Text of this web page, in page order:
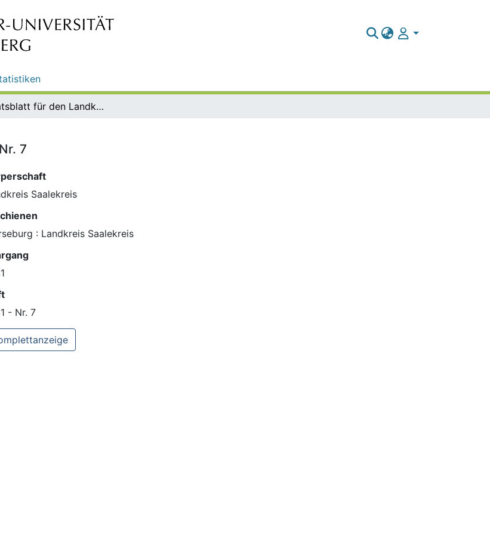
Amtsblatt für den Landkreis Saalekreis ; Nr. 7
7
Saalekreis
: Landkreis Saalekreis
- Nr. 7